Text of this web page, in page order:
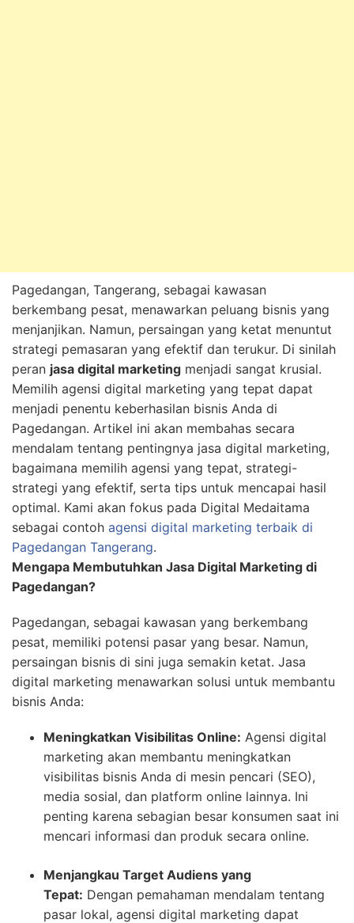
Pagedangan, Tangerang, sebagai kawasan
berkembang pesat, menawarkan peluang bisnis yang
menjanjikan. Namun, persaingan yang ketat menuntut
strategi pemasaran yang efektif dan terukur. Di sinilah
peran jasa digital marketing menjadi sangat krusial.
Memilih agensi digital marketing yang tepat dapat
menjadi penentu keberhasilan bisnis Anda di
Pagedangan. Artikel ini akan membahas secara
mendalam tentang pentingnya jasa digital marketing,
bagaimana memilih agensi yang tepat, strategi-
strategi yang efektif, serta tips untuk mencapai hasil
optimal. Kami akan fokus pada Digital Medaitama
sebagai contoh agensi digital marketing terbaik di
Pagedangan Tangerang.
Mengapa Membutuhkan Jasa Digital Marketing di
Pagedangan?
Pagedangan, sebagai kawasan yang berkembang
pesat, memiliki potensi pasar yang besar. Namun,
persaingan bisnis di sini juga semakin ketat. Jasa
digital marketing menawarkan solusi untuk membantu
bisnis Anda:
Meningkatkan Visibilitas Online: Agensi digital
marketing akan membantu meningkatkan
visibilitas bisnis Anda di mesin pencari (SEO),
media sosial, dan platform online lainnya. Ini
penting karena sebagian besar konsumen saat ini
mencari informasi dan produk secara online.
Menjangkau Target Audiens yang
Tepat: Dengan pemahaman mendalam tentang
pasar lokal, agensi digital marketing dapat